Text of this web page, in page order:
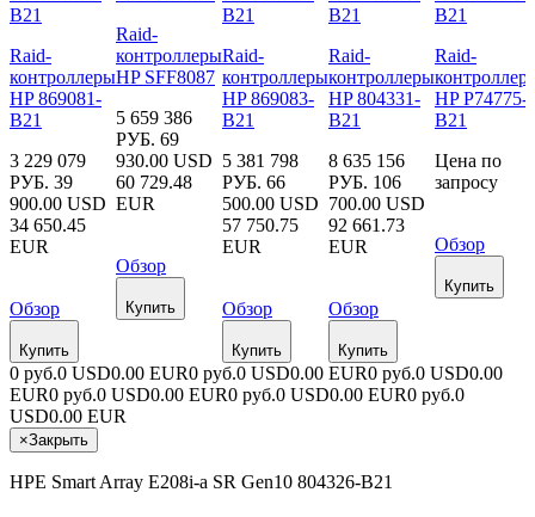
Raid-
контроллеры
HP 869081-
B21
3 229 079
РУБ. 39
900.00 USD
34 650.45
EUR
Обзор
Купить
Raid-
контроллеры
HP SFF8087
5 659 386
РУБ. 69
930.00 USD
60 729.48
EUR
Обзор
Купить
Raid-
контроллеры
HP 869083-
B21
5 381 798
РУБ. 66
500.00 USD
57 750.75
EUR
Обзор
Купить
Raid-
контроллеры
HP 804331-
B21
8 635 156
РУБ. 106
700.00 USD
92 661.73
EUR
Обзор
Купить
Raid-
HP P74775-
B21
Цена по
запросу
Обзор
Купить
0 руб.0 USD0.00 EUR0 руб.0 USD0.00 EUR0 руб.0 USD0.00
EUR0 руб.0 USD0.00 EUR0 руб.0 USD0.00 EUR0 руб.0
USD0.00 EUR
×Закрыть
HPE Smart Array E208i-a SR Gen10 804326-B21